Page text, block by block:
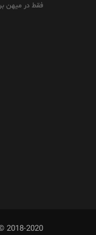
فقط در میهن
2018-2020 © تمامی حقوق این وب‌سایت برای